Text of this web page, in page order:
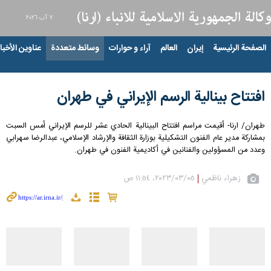
٧ آب ٢٠٢٦
الصفحة الرئيسية إيران العالم آراء و حوارات وسائط متعددة عناوين
افتتاح بينالية الرسم الإيراني في طهران
طهران/ ارنا- أقيمت مراسم افتتاح البينالية الحادي عشر للرسم الإيراني أمس السبت
بمشاركة مدير عام الفنون التشكيلية بوزارة الثقافة والإرشاد الإسلامي، عبدالرضا سهرابي
وعدد من المسؤولين والفنانين في أكاديمية الفنون في طهران.
زهراء ناظمي ٠٥‏/٠٣‏/٢٠٢٣، ١١:٥٤ ص